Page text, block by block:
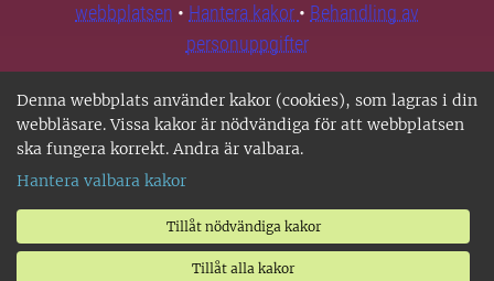
Denna webbplats använder kakor (cookies), som lagras i din
webbläsare. Vissa kakor är nödvändiga för att webbplatsen
ska fungera korrekt. Andra är valbara.
Hantera valbara kakor
Tillåt nödvändiga kakor
Tillåt alla kakor
webbplatsen • Hantera kakor • Behandling av
personuppgifter